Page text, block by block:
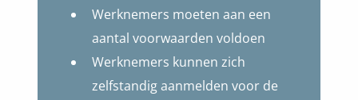
Werknemers moeten aan een
aantal voorwaarden voldoen
Werknemers kunnen zich
zelfstandig aanmelden voor de